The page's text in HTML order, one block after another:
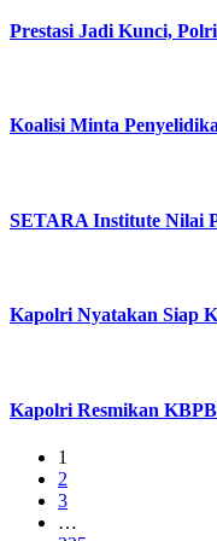
Prestasi Jadi Kunci,
Koalisi Minta
SETARA Institute Nilai
Kapolri Nyatakan Siap
Kapolri Resmikan
1
2
3
…